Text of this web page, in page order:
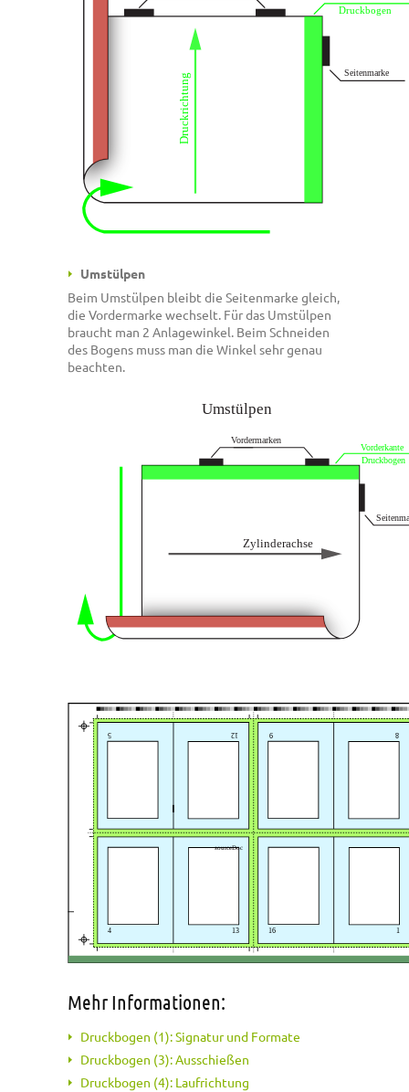
Umstülpen
Beim Umstülpen bleibt die Seitenmarke gleich,
die Vordermarke wechselt. Für das Umstülpen
braucht man 2 Anlagewinkel. Beim Schneiden
des Bogens muss man die Winkel sehr genau
beachten.
Mehr Informationen:
Druckbogen (1): Signatur und Formate
Druckbogen (3): Ausschießen
Druckbogen (4): Laufrichtung